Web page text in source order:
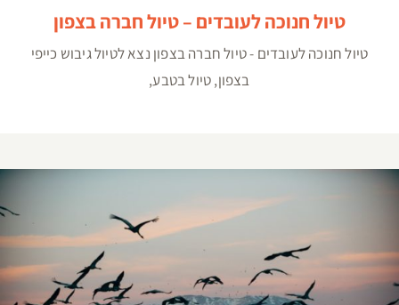
טיול חנוכה לעובדים – טיול חברה בצפון
טיול חנוכה לעובדים - טיול חברה בצפון נצא לטיול גיבוש כייפי
בצפון, טיול בטבע,